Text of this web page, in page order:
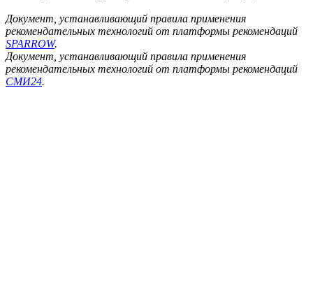
Документ, устанавливающий правила применения
рекомендательных технологий от платформы рекомендаций
SPARROW.
Документ, устанавливающий правила применения
рекомендательных технологий от платформы рекомендаций
СМИ24.